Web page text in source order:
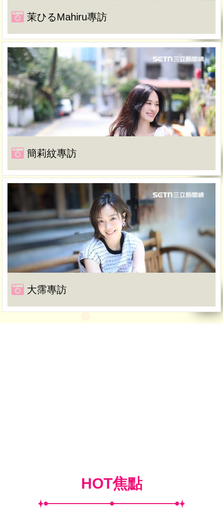
茉ひるMahiru專訪
簡莉紋專訪
大霈專訪
HOT焦點